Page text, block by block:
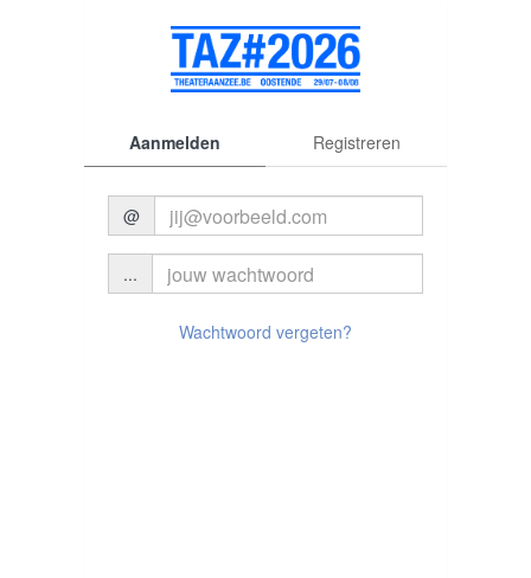
Aanmelden Registreren
@
...
Wachtwoord vergeten?
© 2026 Theater aan Zee